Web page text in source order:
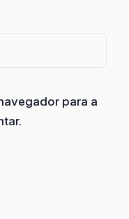
para a